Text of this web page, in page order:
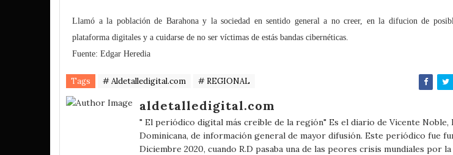
Llamó a la población de Barahona y la sociedad en sentido general a no creer, en la difucion de
plataforma digitales y a cuidarse de no ser víctimas de estás bandas cibernéticas.
Fuente: Edgar Heredia
Tags # Aldetalledigital.com # REGIONAL
aldetalledigital.com
" El periódico digital más creíble de la región" Es el diario de Vicente Noble,
Dominicana, de información general de mayor difusión. Este periódico fue
Diciembre 2020, cuando R.D pasaba una de las peores crisis mundiales por